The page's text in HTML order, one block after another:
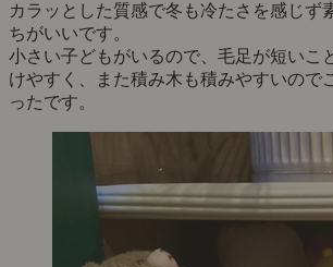
カラッとした質感で冬も冷たさを感じず
ちがいいです。
小さい子どもがいるので、毛足が短いこ
けやすく、また積み木も積みやすいので
ったです。